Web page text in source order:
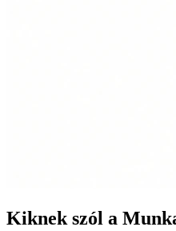
Kiknek szól a